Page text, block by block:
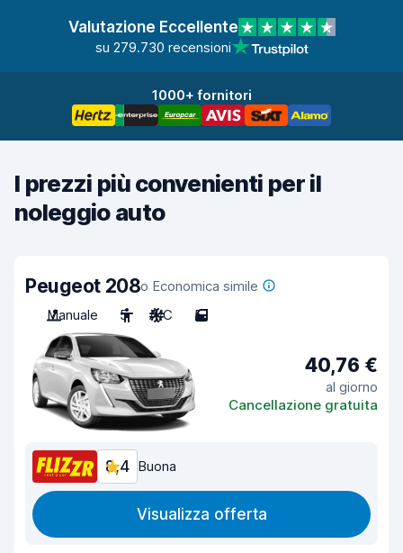
Valutazione Eccellente
su 279.730 recensioni
1000+ fornitori
I prezzi più convenienti per il
noleggio auto
Peugeot 208o Economica simile
Manuale
5 A/C 5
40,76 €
al giorno
Cancellazione gratuita
8,4 Buona
Visualizza offerta